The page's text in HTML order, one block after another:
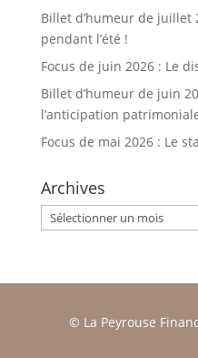
Billet d’humeur de juillet
pendant l’été !
Focus de juin 2026 : Le
Billet d’humeur de juin
l’anticipation
Focus de mai 2026 : Le
Archives
Archives
© La Peyrouse